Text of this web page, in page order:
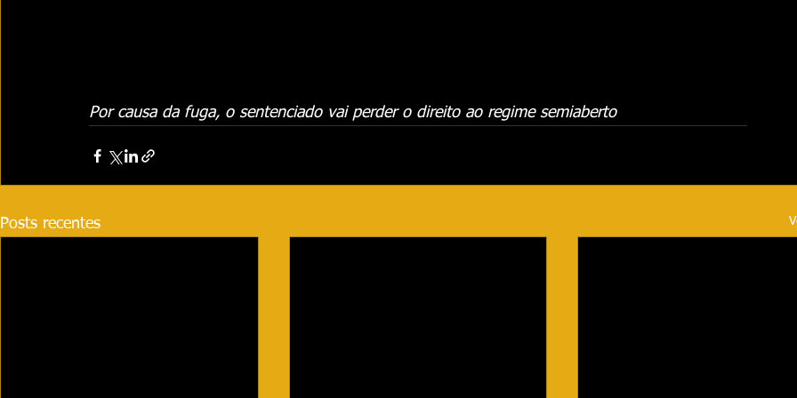
Por causa da fuga, o sentenciado vai perder o direito ao regime semiaberto
Posts recentes